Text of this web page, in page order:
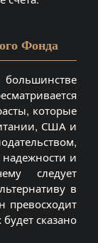
Фонда
которые
США и
и
следует
в
превосходит
сказано